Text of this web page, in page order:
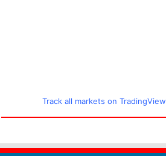
Track all markets on TradingView